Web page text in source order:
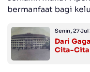
bermanfaat bagi
Senin, 27
Dari
Cita-Cita